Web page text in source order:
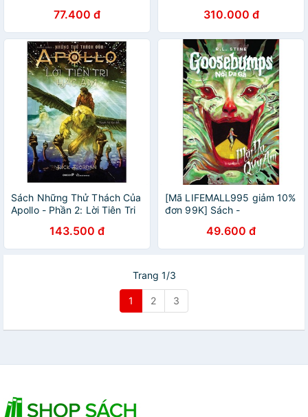
77.400 đ 310.000 đ
Sách Những Thử Thách Của
Apollo - Phần 2: Lời Tiên Tri
143.500 đ
[Mã LIFEMALL995 giảm 10%
đơn 99K] Sách -
Mặt nạ quỷ ám
49.600 đ
Trang 1/3
1 2 3